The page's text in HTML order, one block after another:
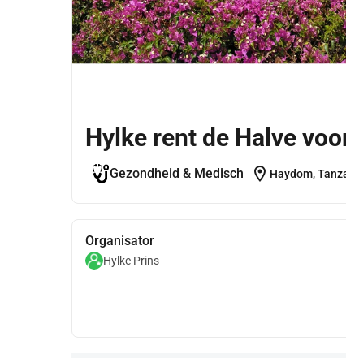
Hylke rent de Halve
Gezondheid & Medisch location_on Haydom,
Organisator
Hylke Prins